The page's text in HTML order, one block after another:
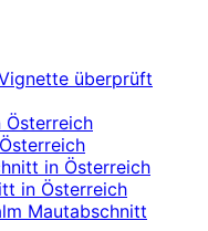
überprüft
Österreich
in Österreich
in Österreich
Mautabschnitt